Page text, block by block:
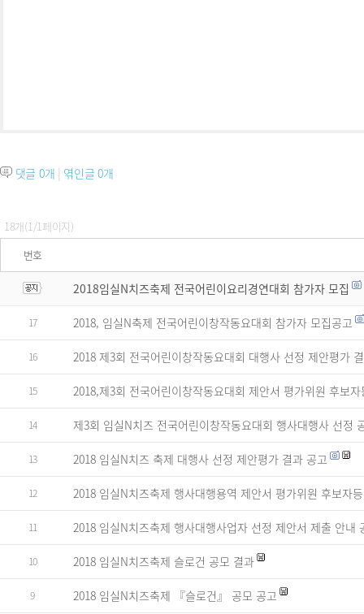
댓글 0개 | 엮인글0개
18개(1/1페이지)
번호
2018임실N치즈축제 전국어린이요리경연대회 참가자 모집
17 2018, 임실N축제 전국어린이창작동요대회 참가자 모집공고
16 2018 제3회 전국어린이창작동요대회 대행사 선정 제안평가
15 2018,제3회 전국어린이창작동요대회 제안서 평가위원 후보
14 제3회 임실N치즈 전국어린이창작동요대회 행사대행사 선정
13 2018 임실N치즈 축제 대행사 선정 제안평가 결과 공고
12 2018 임실N치즈축제 행사대행용역 제안서 평가위원 후보자
11 2018 임실N치즈축제 행사대행사업자 선정 제안서 제출 안내
10 2018 임실N치즈축제 슬로건 공모 결과
9 2018 임실N치즈축제 『슬로건』 공모 공고